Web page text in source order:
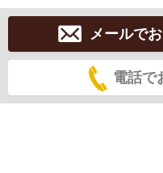
メールで
電話で